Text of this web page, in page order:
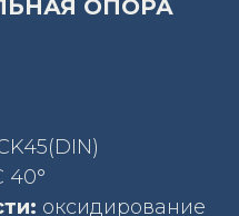
ОПОРА
40°
оксидирование